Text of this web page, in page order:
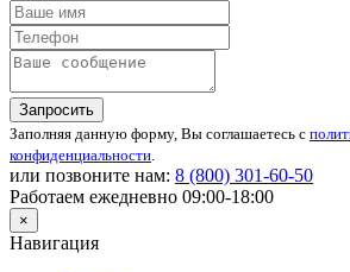
Запросить
Заполняя данную форму, Вы соглашаетесь с
конфиденциальности.
или позвоните нам: 8 (800) 301-60-50
Работаем ежедневно 09:00-18:00
×
Навигация